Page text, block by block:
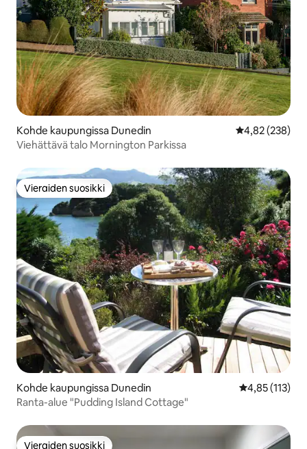
Kohde kaupungissa Dunedin
4,82 (238)
Viehättävä talo Mornington Parkissa
Vieraiden suosikki
Vieraiden suosikki
Kohde kaupungissa Dunedin
4,85 (113)
Ranta-alue "Pudding Island Cottage"
Vieraiden suosikki